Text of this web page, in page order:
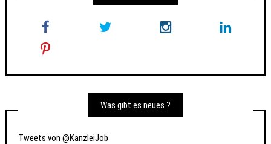
Was gibt es neues ?
Tweets von @KanzleiJob